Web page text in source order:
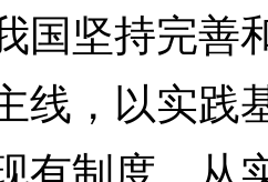
国坚持完善
线，以实践
有制度，从